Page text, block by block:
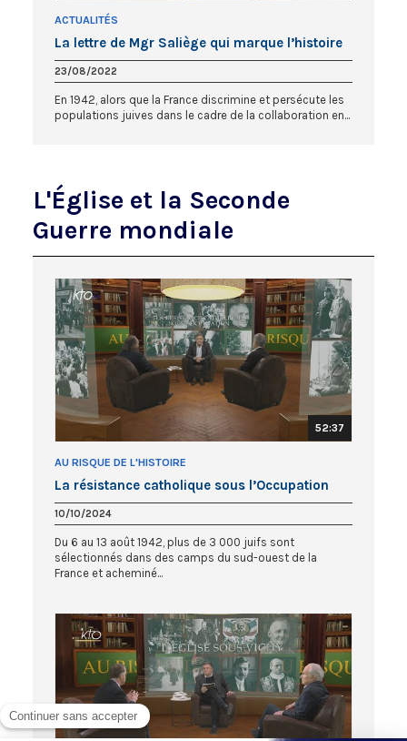
ACTUALITÉS
La lettre de Mgr Saliège qui marque l’histoire
23/08/2022
En 1942, alors que la France discrimine et persécute les
populations juives dans le cadre de la collaboration en...
L'Église et la Seconde
Guerre mondiale
52:37
AU RISQUE DE L'HISTOIRE
La résistance catholique sous l’Occupation
10/10/2024
Du 6 au 13 août 1942, plus de 3 000 juifs sont
sélectionnés dans des camps du sud-ouest de la
France et acheminé...